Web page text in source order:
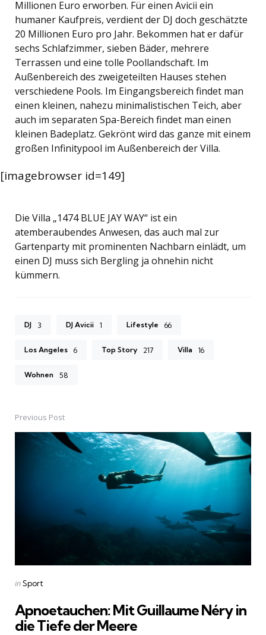
Millionen Euro erworben. Für einen Avicii ein
humaner Kaufpreis, verdient der DJ doch geschätzte
20 Millionen Euro pro Jahr. Bekommen hat er dafür
sechs Schlafzimmer, sieben Bäder, mehrere
Terrassen und eine tolle Poollandschaft. Im
Außenbereich des zweigeteilten Hauses stehen
verschiedene Pools. Im Eingangsbereich findet man
einen kleinen, nahezu minimalistischen Teich, aber
auch im separaten Spa-Bereich findet man einen
kleinen Badeplatz. Gekrönt wird das ganze mit einem
großen Infinitypool im Außenbereich der Villa.
[imagebrowser id=149]
Die Villa „1474 BLUE JAY WAY“ ist ein
atemberaubendes Anwesen, das auch mal zur
Gartenparty mit prominenten Nachbarn einlädt, um
einen DJ muss sich Bergling ja ohnehin nicht
kümmern.
DJ 3 DJ Avicii 1 Lifestyle 66
Los Angeles 6 Top Story 217 Villa 16
Wohnen 58
Post
navigation
Previous Post
Posted
inSport
Apnoetauchen: Mit Guillaume Néry in
die Tiefe der Meere